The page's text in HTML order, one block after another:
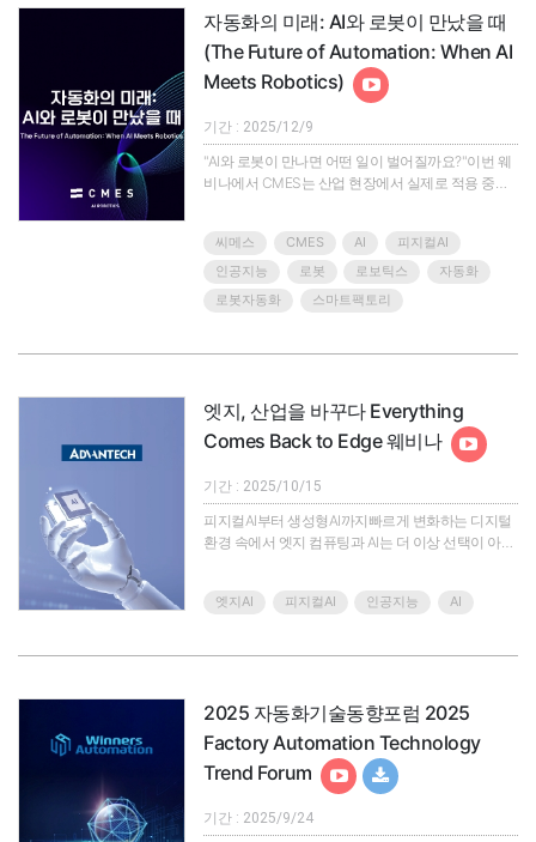
자동화의 미래: AI와 로봇이 만났을 때
(The Future of Automation: When AI
Meets Robotics)
기간 : 2025/12/9
"AI와 로봇이 만나면 어떤 일이 벌어질까요?"이번 웨
비나에서 CMES는 산업 현장에서 실제로 적용 중인
산 인구 감소중대재해법·노란봉투법 등 복잡한 규제
그럼에도 여전히 사람 손에 의존하는 제조/물류 현장,
이 변화 속에서 자동화는 선택이 아닌 필수 과제가 되
고 있습니다.CMES가 현장에서 직접 경험한 산업 흐
능한’ 지능형 자동화 전략을 공..
씨메스 CMES AI
피지컬AI
인공지능
로봇 로보틱스
자동화
로봇자동화
스마트팩토리
엣지, 산업을 바꾸다 Everything
Comes Back to Edge 웨비나
기간 : 2025/10/15
피지컬AI부터 생성형AI까지빠르게 변화하는 디지털
환경 속에서 엣지 컴퓨팅과 AI는 더 이상 선택이 아닌
back to Edge'를 주제로 특별 웨비나를 개최하며, 글
방법 제시3. 글로벌 파트너사..
엣지AI 피지컬AI 인공지능 AI
2025 자동화기술동향포럼 2025
Factory Automation Technology
Trend Forum
기간 : 2025/9/24